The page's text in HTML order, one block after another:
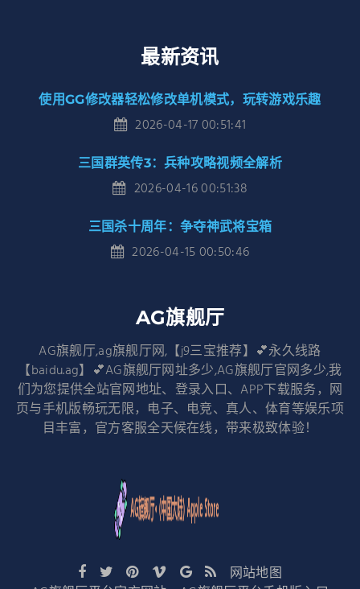
最新资讯
使用GG修改器轻松修改单机模式，玩转游戏乐趣
2026-04-17 00:51:41
三国群英传3：兵种攻略视频全解析
2026-04-16 00:51:38
三国杀十周年：争夺神武将宝箱
2026-04-15 00:50:46
AG旗舰厅
AG旗舰厅,ag旗舰厅网,【j9三宝推荐】💕永久线路
【baidu.ag】💕AG旗舰厅网址多少,AG旗舰厅官网多少,我
们为您提供全站官网地址、登录入口、APP下载服务，网
页与手机版畅玩无限，电子、电竞、真人、体育等娱乐项
目丰富，官方客服全天候在线，带来极致体验！
网站地图